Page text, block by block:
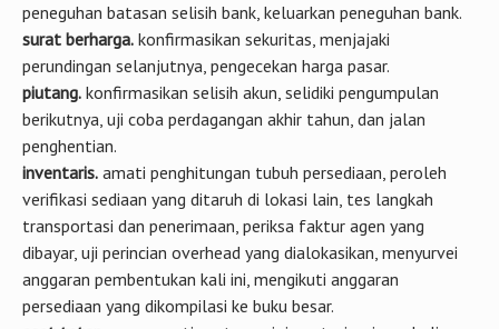
peneguhan batasan selisih bank, keluarkan peneguhan bank.
surat berharga. konfirmasikan sekuritas, menjajaki
perundingan selanjutnya, pengecekan harga pasar.
piutang. konfirmasikan selisih akun, selidiki pengumpulan
berikutnya, uji coba perdagangan akhir tahun, dan jalan
penghentian.
inventaris. amati penghitungan tubuh persediaan, peroleh
verifikasi sediaan yang ditaruh di lokasi lain, tes langkah
transportasi dan penerimaan, periksa faktur agen yang
dibayar, uji perincian overhead yang dialokasikan, menyurvei
anggaran pembentukan kali ini, mengikuti anggaran
persediaan yang dikompilasi ke buku besar.